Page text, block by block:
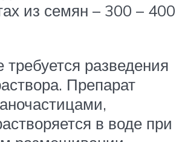
из семян – 300 – 400
разведения
Препарат
в воде при